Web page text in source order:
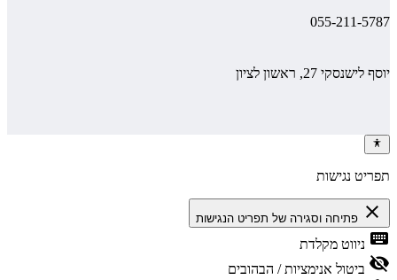
055-211-5787
יוסף לישנסקי 27, ראשון לציון
תפריט נגישות
close פתיחה וסגירה של תפריט הנגישות
keyboard ניווט מקלדת
visibility_off ביטול אנימציות / הבהובים